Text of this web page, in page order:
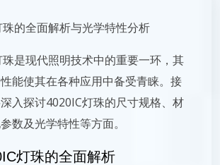
珠的全面解析与光学特性分析
珠是现代照明技术中的重要一环，其
能使其在各种应用中备受青睐。接
入探讨4020IC灯珠的尺寸规格、材
数及光学特性等方面。
灯珠的全面解析